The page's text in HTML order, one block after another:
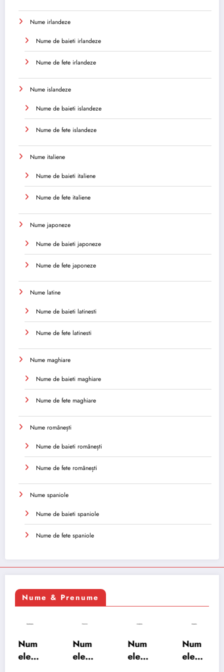
Nume irlandeze
Nume de baieti irlandeze
Nume de fete irlandeze
Nume islandeze
Nume de baieti islandeze
Nume de fete islandeze
Nume italiene
Nume de baieti italiene
Nume de fete italiene
Nume japoneze
Nume de baieti japoneze
Nume de fete japoneze
Nume latine
Nume de baieti latinesti
Nume de fete latinesti
Nume maghiare
Nume de baieti maghiare
Nume de fete maghiare
Nume românești
Nume de baieti românești
Nume de fete românești
Nume spaniole
Nume de baieti spaniole
Nume de fete spaniole
Nume & Prenume
Num
ele
Num
ele
Num
ele
Num
ele